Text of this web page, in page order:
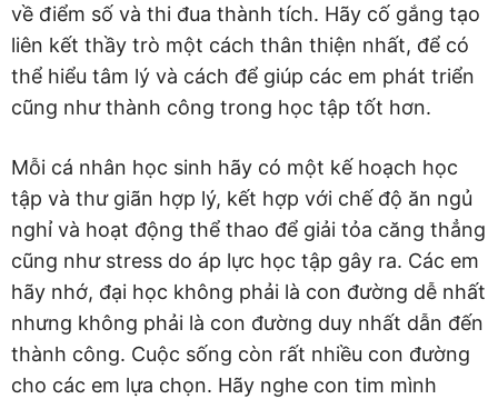
về điểm số và thi đua thành tích. Hãy cố gắng tạo
liên kết thầy trò một cách thân thiện nhất, để có
thể hiểu tâm lý và cách để giúp các em phát triển
cũng như thành công trong học tập tốt hơn.
Mỗi cá nhân học sinh hãy có một kế hoạch học
tập và thư giãn hợp lý, kết hợp với chế độ ăn ngủ
nghỉ và hoạt động thể thao để giải tỏa căng thẳng
cũng như stress do áp lực học tập gây ra. Các em
hãy nhớ, đại học không phải là con đường dễ nhất
nhưng không phải là con đường duy nhất dẫn đến
thành công. Cuộc sống còn rất nhiều con đường
cho các em lựa chọn. Hãy nghe con tim mình